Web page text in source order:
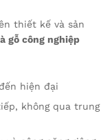
thiết kế và sản
gỗ công nghiệp
hiện đại
không qua trung